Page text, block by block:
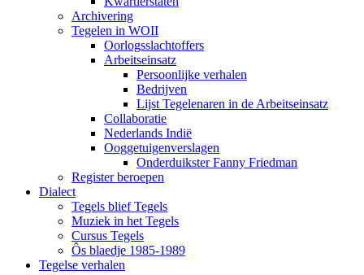
Archivering
Tegelen in WOII
Oorlogsslachtoffers
Arbeitseinsatz
Persoonlijke verhalen
Bedrijven
Lijst Tegelenaren in de Arbeitseinsatz
Collaboratie
Nederlands Indië
Ooggetuigenverslagen
Onderduikster Fanny Friedman
Register beroepen
Dialect
Tegels blief Tegels
Muziek in het Tegels
Cursus Tegels
Ôs blaedje 1985-1989
Tegelse verhalen